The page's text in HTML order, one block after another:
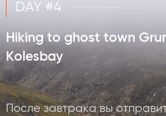
DAY #4
Hiking to ghost town
Kolesbay
После завтрака вы